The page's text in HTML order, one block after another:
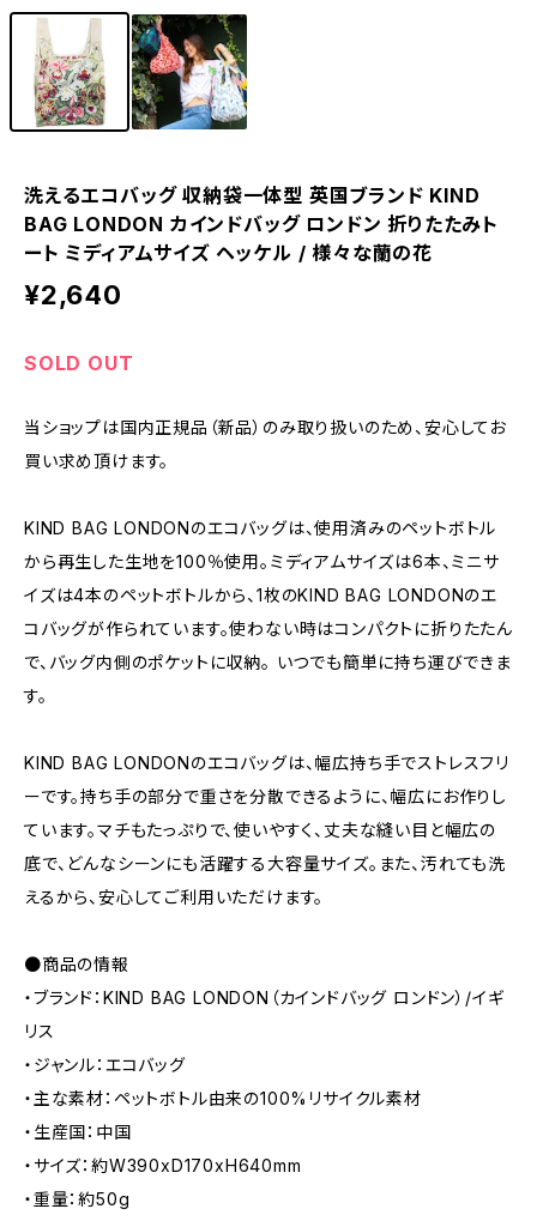
洗えるエコバッグ 収納袋一体型 英国ブランド KIND
BAG LONDON カインドバッグ ロンドン 折りたたみト
ート ミディアムサイズ ヘッケル / 様々な蘭の花
¥2,640
SOLD OUT
当ショップは国内正規品（新品）のみ取り扱いのため、安心してお
買い求め頂けます。
KIND BAG LONDONのエコバッグは、使用済みのペットボトル
から再生した生地を100％使用。ミディアムサイズは6本、ミニサ
イズは4本のペットボトルから、1枚のKIND BAG LONDONのエ
コバッグが作られています。使わない時はコンパクトに折りたたん
で、バッグ内側のポケットに収納。 いつでも簡単に持ち運びできま
す。
KIND BAG LONDONのエコバッグは、幅広持ち手でストレスフリ
ーです。持ち手の部分で重さを分散できるように、幅広にお作りし
ています。マチもたっぷりで、使いやすく、丈夫な縫い目と幅広の
底で、どんなシーンにも活躍する大容量サイズ。また、汚れても洗
えるから、安心してご利用いただけます。
●商品の情報
・ブランド：KIND BAG LONDON（カインドバッグ ロンドン）/イギ
リス
・ジャンル：エコバッグ
・主な素材：ペットボトル由来の100%リサイクル素材
・生産国：中国
・サイズ：約W390xD170xH640mm
・重量：約50g